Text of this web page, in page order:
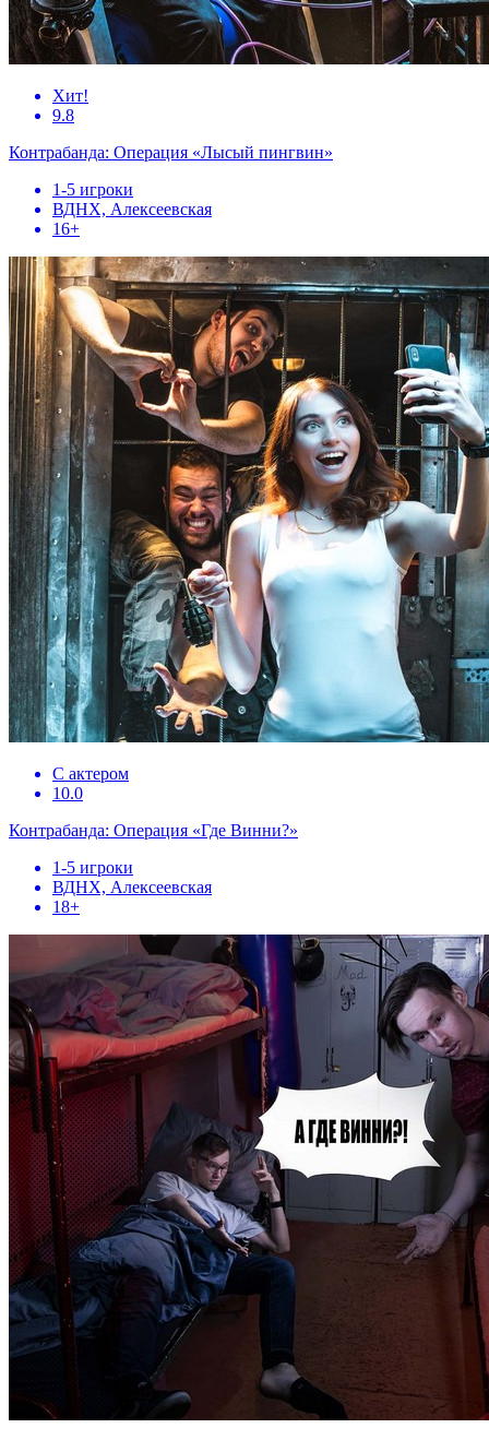
Хит!
9.8
Контрабанда: Операция «Лысый пингвин»
1-5 игроки
ВДНХ, Алексеевская
16+
С актером
10.0
Контрабанда: Операция «Где Винни?»
1-5 игроки
ВДНХ, Алексеевская
18+